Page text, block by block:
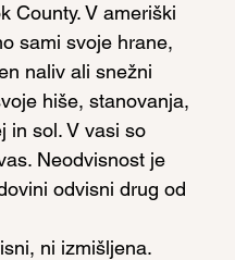
County. V ameriški
sami svoje hrane,
naliv ali snežni
hiše, stanovanja,
in sol. V vasi so
Neodvisnost je
odvisni drug od
ni izmišljena.